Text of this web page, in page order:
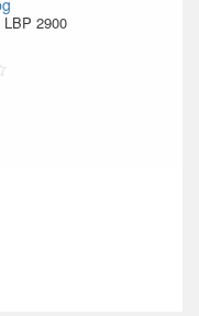
2900